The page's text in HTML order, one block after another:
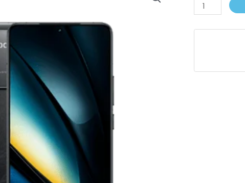
POCO
F6
cantidad